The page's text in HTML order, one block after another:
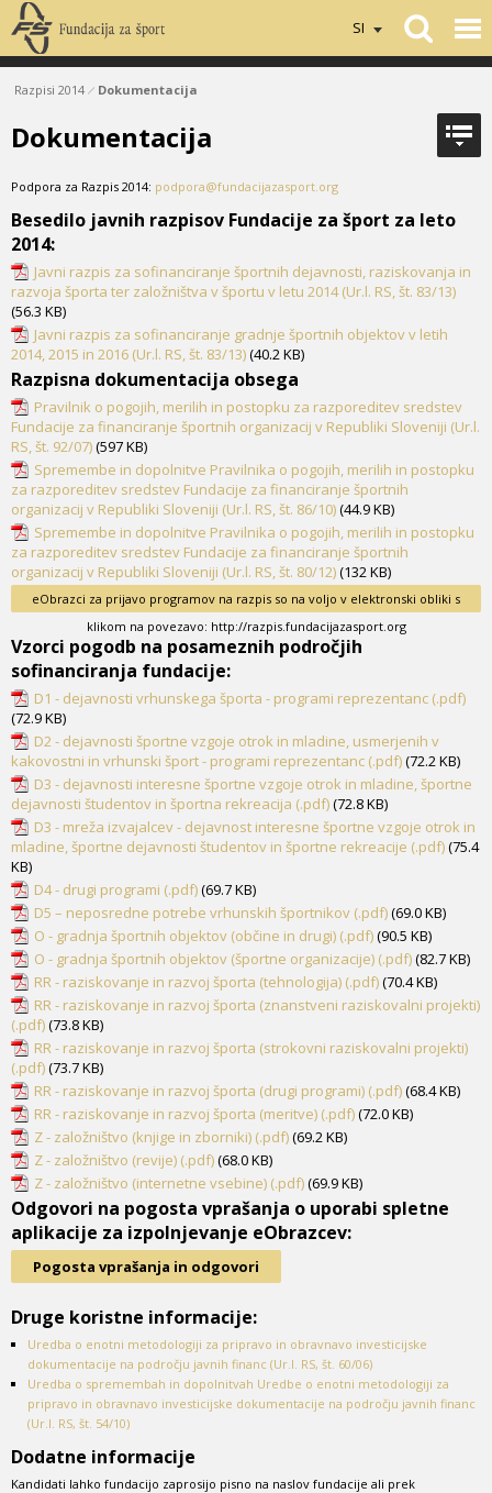
SI
Razpisi 2014 Dokumentacija
Dokumentacija
Podpora za Razpis 2014: podpora@fundacijazasport.org
Besedilo javnih razpisov Fundacije za šport za leto
2014:
Javni razpis za sofinanciranje športnih dejavnosti, raziskovanja in
razvoja športa ter založništva v športu v letu 2014 (Ur.l. RS, št. 83/13)
(56.3 KB)
Javni razpis za sofinanciranje gradnje športnih objektov v letih
2014, 2015 in 2016 (Ur.l. RS, št. 83/13)(40.2 KB)
Razpisna dokumentacija obsega
Pravilnik o pogojih, merilih in postopku za razporeditev sredstev
Fundacije za financiranje športnih organizacij v Republiki Sloveniji (Ur.l.
RS, št. 92/07)(597 KB)
Spremembe in dopolnitve Pravilnika o pogojih, merilih in postopku
za razporeditev sredstev Fundacije za financiranje športnih
organizacij v Republiki Sloveniji (Ur.l. RS, št. 86/10)(44.9 KB)
Spremembe in dopolnitve Pravilnika o pogojih, merilih in postopku
za razporeditev sredstev Fundacije za financiranje športnih
organizacij v Republiki Sloveniji (Ur.l. RS, št. 80/12)(132 KB)
eObrazci za prijavo programov na razpis so na voljo v elektronski obliki s
klikom na povezavo: http://razpis.fundacijazasport.org
Vzorci pogodb na posameznih področjih
sofinanciranja fundacije:
D1 - dejavnosti vrhunskega športa - programi reprezentanc (.pdf)
(72.9 KB)
D2 - dejavnosti športne vzgoje otrok in mladine, usmerjenih v
kakovostni in vrhunski šport - programi reprezentanc (.pdf)(72.2 KB)
D3 - dejavnosti interesne športne vzgoje otrok in mladine, športne
dejavnosti študentov in športna rekreacija (.pdf)(72.8 KB)
D3 - mreža izvajalcev - dejavnost interesne športne vzgoje otrok in
mladine, športne dejavnosti študentov in športne rekreacije (.pdf)(75.4
KB)
D4 - drugi programi (.pdf)(69.7 KB)
D5 – neposredne potrebe vrhunskih športnikov (.pdf)(69.0 KB)
O - gradnja športnih objektov (občine in drugi) (.pdf)(90.5 KB)
O - gradnja športnih objektov (športne organizacije) (.pdf)(82.7 KB)
RR - raziskovanje in razvoj športa (tehnologija) (.pdf)(70.4 KB)
RR - raziskovanje in razvoj športa (znanstveni raziskovalni projekti)
(.pdf)(73.8 KB)
RR - raziskovanje in razvoj športa (strokovni raziskovalni projekti)
(.pdf)(73.7 KB)
RR - raziskovanje in razvoj športa (drugi programi) (.pdf)(68.4 KB)
RR - raziskovanje in razvoj športa (meritve) (.pdf)(72.0 KB)
Z - založništvo (knjige in zborniki) (.pdf)(69.2 KB)
Z - založništvo (revije) (.pdf)(68.0 KB)
Z - založništvo (internetne vsebine) (.pdf)(69.9 KB)
Odgovori na pogosta vprašanja o uporabi spletne
aplikacije za izpolnjevanje eObrazcev:
Pogosta vprašanja in odgovori
Druge koristne informacije:
Uredba o enotni metodologiji za pripravo in obravnavo investicijske
dokumentacije na področju javnih financ (Ur.l. RS, št. 60/06)
Uredba o spremembah in dopolnitvah Uredbe o enotni metodologiji za
pripravo in obravnavo investicijske dokumentacije na področju javnih financ
(Ur.l. RS, št. 54/10)
Dodatne informacije
Kandidati lahko fundacijo zaprosijo pisno na naslov fundacije ali prek